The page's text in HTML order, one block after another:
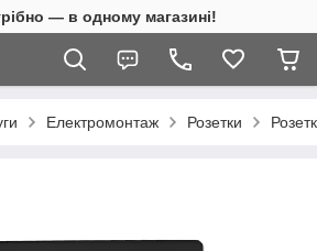
— в одному магазині!
Електромонтаж Розетки